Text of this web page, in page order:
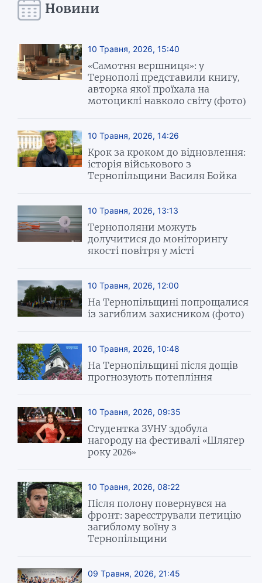
Новини
10 Травня, 2026, 15:40
«Самотня вершниця»: у
Тернополі представили книгу,
авторка якої проїхала на
мотоциклі навколо світу (фото)
10 Травня, 2026, 14:26
Крок за кроком до відновлення:
історія військового з
Тернопільщини Василя Бойка
10 Травня, 2026, 13:13
Тернополяни можуть
долучитися до моніторингу
якості повітря у місті
10 Травня, 2026, 12:00
На Тернопільщині попрощалися
із загиблим захисником (фото)
10 Травня, 2026, 10:48
На Тернопільщині після дощів
прогнозують потепління
10 Травня, 2026, 09:35
Студентка ЗУНУ здобула
нагороду на фестивалі «Шлягер
року 2026»
10 Травня, 2026, 08:22
Після полону повернувся на
фронт: зареєстрували петицію
загиблому воїну з
Тернопільщини
09 Травня, 2026, 21:45